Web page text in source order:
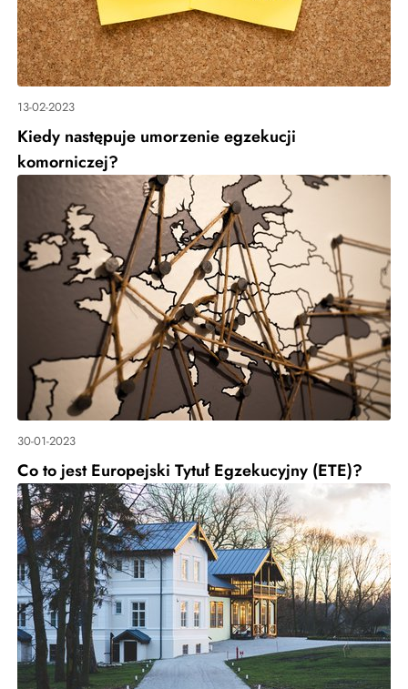
13-02-2023
Kiedy następuje umorzenie egzekucji
komorniczej?
30-01-2023
Co to jest Europejski Tytuł Egzekucyjny (ETE)?